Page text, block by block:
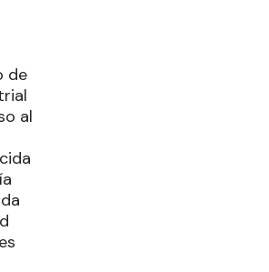
de
al